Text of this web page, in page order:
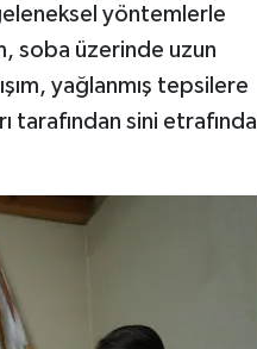
yöntemlerle
soba üzerinde uzun
yağlanmış tepsilere
sini etrafında